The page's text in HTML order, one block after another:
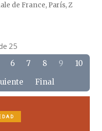
de France, París, Z
25
6 7 8 9
10
Final